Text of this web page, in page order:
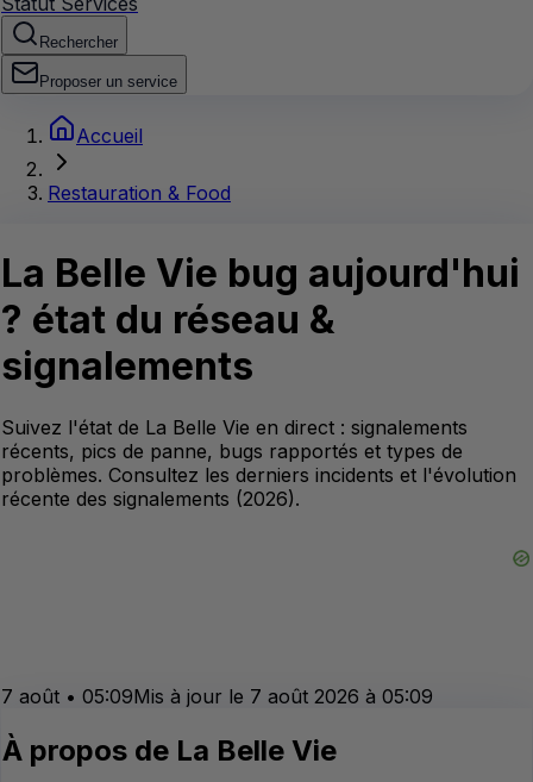
Rechercher
Proposer un service
Accueil
Restauration & Food
La Belle Vie bug aujourd'hui
? état du réseau &
signalements
Suivez l'état de La Belle Vie en direct : signalements
récents, pics de panne, bugs rapportés et types de
problèmes. Consultez les derniers incidents et l'évolution
récente des signalements (2026).
7 août • 05:09Mis à jour le 7 août 2026 à 05:09
À propos de La Belle Vie